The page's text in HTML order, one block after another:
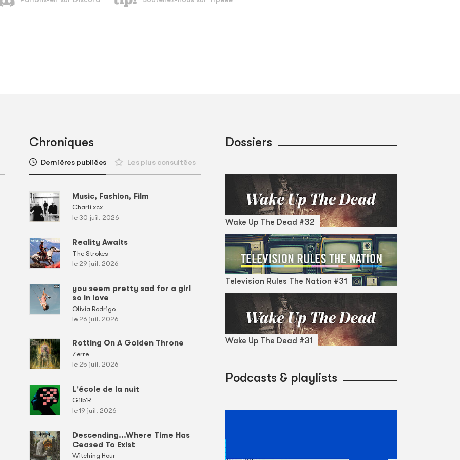
Chroniques
Dernières publiées Les plus consultées
Music, Fashion, Film
Charli xcx
le 30 juil. 2026
Reality Awaits
The Strokes
le 29 juil. 2026
you seem pretty sad for a girl
so in love
Olivia Rodrigo
le 26 juil. 2026
Rotting On A Golden Throne
Zerre
le 25 juil. 2026
L'école de la nuit
Gilb'R
le 19 juil. 2026
Descending...Where Time Has
Ceased To Exist
Witching Hour
Dossiers
Wake Up The Dead #32
Television Rules The Nation #31
Wake Up The Dead #31
Podcasts & playlists